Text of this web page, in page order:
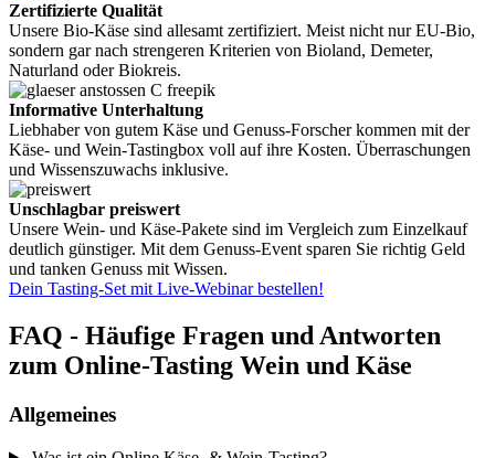
Zertifizierte Qualität
Unsere Bio-Käse sind allesamt zertifiziert. Meist nicht nur EU-Bio,
sondern gar nach strengeren Kriterien von Bioland, Demeter,
Naturland oder Biokreis.
Informative Unterhaltung
Liebhaber von gutem Käse und Genuss-Forscher kommen mit der
Käse- und Wein-Tastingbox voll auf ihre Kosten. Überraschungen
und Wissenszuwachs inklusive.
Unschlagbar preiswert
Unsere Wein- und Käse-Pakete sind im Vergleich zum Einzelkauf
deutlich günstiger. Mit dem Genuss-Event sparen Sie richtig Geld
und tanken Genuss mit Wissen.
Dein Tasting-Set mit Live-Webinar bestellen!
FAQ - Häufige Fragen und Antworten
zum Online-Tasting Wein und Käse
Allgemeines